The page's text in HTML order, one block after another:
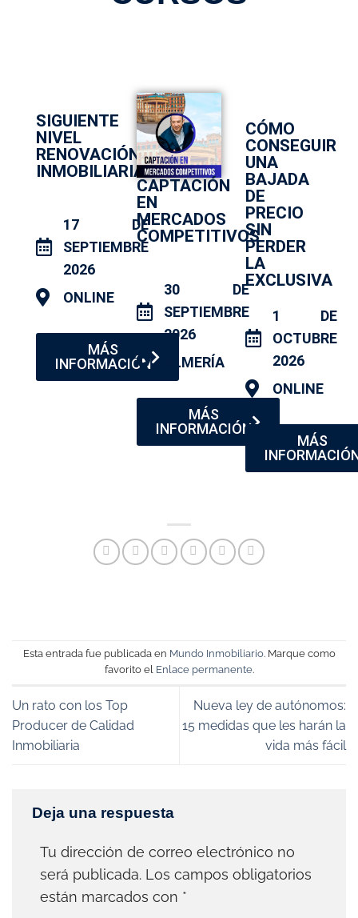
SIGUIENTE
NIVEL
RENOVACIÓN
INMOBILIARIA
17 DE
SEPTIEMBRE
2026
ONLINE
MÁS
INFORMACIÓN
CAPTACIÓN
EN
MERCADOS
COMPETITIVOS
30 DE
SEPTIEMBRE
2026
ALMERÍA
MÁS
INFORMACIÓN
CÓMO
CONSEGUIR
UNA
BAJADA
DE
PRECIO
SIN
PERDER
LA
EXCLUSIVA
1 DE
OCTUBRE
2026
ONLINE
MÁS
Esta entrada fue publicada en Mundo Inmobiliario. Marque como
favorito el Enlace permanente.
Un rato con los Top
Producer de Calidad
Inmobiliaria
Nueva ley de autónomos:
15 medidas que les harán la
vida más fácil
Deja una respuesta
Tu dirección de correo electrónico no
será publicada. Los campos obligatorios
están marcados con *